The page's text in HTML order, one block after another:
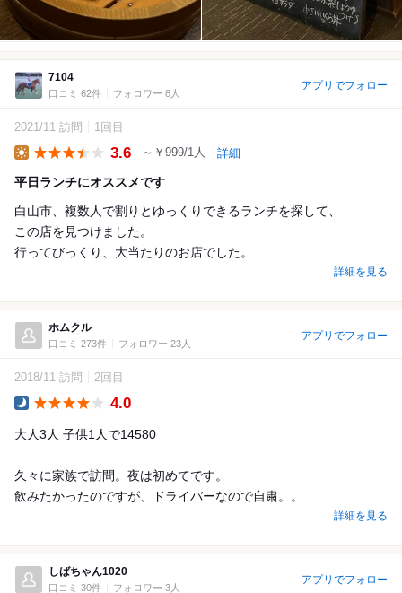
7104
口コミ 62件 フォロワー 8人
アプリでフォロー
2021/11 訪問 1回目
3.6 ～￥999/1人 詳細
平日ランチにオススメです
白山市、複数人で割りとゆっくりできるランチを探して、
この店を見つけました。
行ってびっくり、大当たりのお店でした。
詳細を見る
ホムクル
口コミ 273件 フォロワー 23人
アプリでフォロー
2018/11 訪問 2回目
4.0
大人3人 子供1人で14580
久々に家族で訪問。夜は初めてです。
飲みたかったのですが、ドライバーなので自粛。。
詳細を見る
しばちゃん1020
口コミ 30件 フォロワー 3人
アプリでフォロー